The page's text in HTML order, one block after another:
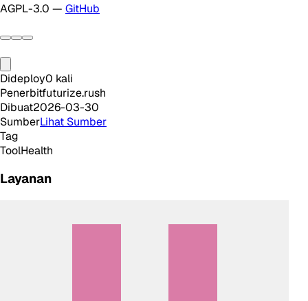
AGPL-3.0 — GitHub
Dideploy0 kali
Penerbitfuturize.rush
Dibuat2026-03-30
SumberLihat Sumber
Tag
ToolHealth
Layanan